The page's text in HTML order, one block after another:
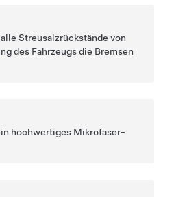
Streusalzrückstände von
des Fahrzeugs die Bremsen
hochwertiges Mikrofaser-